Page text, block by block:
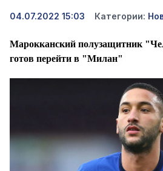
04.07.2022 15:03 Категории:
Марокканский полузащитник
готов перейти в "Милан"